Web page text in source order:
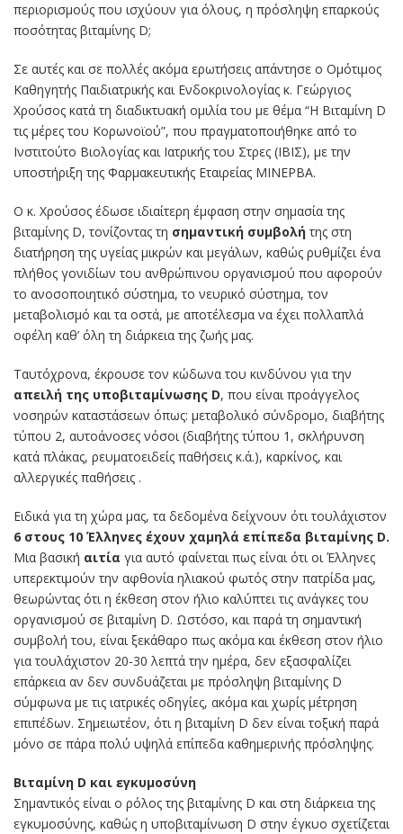
περιορισμούς που ισχύουν για όλους, η πρόσληψη επαρκούς
ποσότητας βιταμίνης D;
Σε αυτές και σε πολλές ακόμα ερωτήσεις απάντησε ο Ομότιμος
Καθηγητής Παιδιατρικής και Ενδοκρινολογίας κ. Γεώργιος
Χρούσος κατά τη διαδικτυακή ομιλία του με θέμα “Η Βιταμίνη D
τις μέρες του Κορωνοϊού”, που πραγματοποιήθηκε από το
Ινστιτούτο Βιολογίας και Ιατρικής του Στρες (ΙΒΙΣ), με την
υποστήριξη της Φαρμακευτικής Εταιρείας ΜΙΝΕΡΒΑ.
Ο κ. Χρούσος έδωσε ιδιαίτερη έμφαση στην σημασία της
βιταμίνης D, τονίζοντας τη σημαντική συμβολή της στη
διατήρηση της υγείας μικρών και μεγάλων, καθώς ρυθμίζει ένα
πλήθος γονιδίων του ανθρώπινου οργανισμού που αφορούν
το ανοσοποιητικό σύστημα, το νευρικό σύστημα, τον
μεταβολισμό και τα οστά, με αποτέλεσμα να έχει πολλαπλά
οφέλη καθ’ όλη τη διάρκεια της ζωής μας.
Ταυτόχρονα, έκρουσε τον κώδωνα του κινδύνου για την
απειλή της υποβιταμίνωσης D, που είναι προάγγελος
νοσηρών καταστάσεων όπως: μεταβολικό σύνδρομο, διαβήτης
τύπου 2, αυτοάνοσες νόσοι (διαβήτης τύπου 1, σκλήρυνση
κατά πλάκας, ρευματοειδείς παθήσεις κ.ά.), καρκίνος, και
αλλεργικές παθήσεις .
Ειδικά για τη χώρα μας, τα δεδομένα δείχνουν ότι τουλάχιστον
6 στους 10 Έλληνες έχουν χαμηλά επίπεδα βιταμίνης D.
Μια βασική αιτία για αυτό φαίνεται πως είναι ότι οι Έλληνες
υπερεκτιμούν την αφθονία ηλιακού φωτός στην πατρίδα μας,
θεωρώντας ότι η έκθεση στον ήλιο καλύπτει τις ανάγκες του
οργανισμού σε βιταμίνη D. Ωστόσο, και παρά τη σημαντική
συμβολή του, είναι ξεκάθαρο πως ακόμα και έκθεση στον ήλιο
για τουλάχιστον 20-30 λεπτά την ημέρα, δεν εξασφαλίζει
επάρκεια αν δεν συνδυάζεται με πρόσληψη βιταμίνης D
σύμφωνα με τις ιατρικές οδηγίες, ακόμα και χωρίς μέτρηση
επιπέδων. Σημειωτέον, ότι η βιταμίνη D δεν είναι τοξική παρά
μόνο σε πάρα πολύ υψηλά επίπεδα καθημερινής πρόσληψης.
Βιταμίνη D και εγκυμοσύνη
Σημαντικός είναι ο ρόλος της βιταμίνης D και στη διάρκεια της
εγκυμοσύνης, καθώς η υποβιταμίνωση D στην έγκυο σχετίζεται